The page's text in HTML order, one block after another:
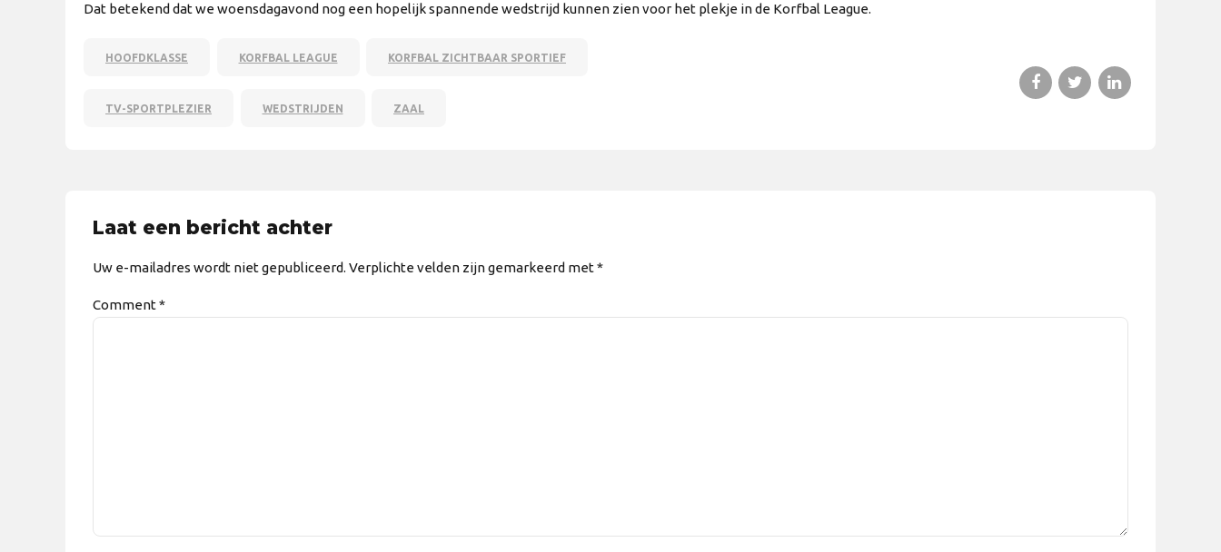
Dat betekend dat we woensdagavond nog een hopelijk spannende wedstrijd kunnen zien voor het plekje in de Korfbal League.
HOOFDKLASSE KORFBAL LEAGUE KORFBAL ZICHTBAAR SPORTIEF
TV-SPORTPLEZIER WEDSTRIJDEN ZAAL
Laat een bericht achter
Uw e-mailadres wordt niet gepubliceerd. Verplichte velden zijn gemarkeerd met *
Comment*